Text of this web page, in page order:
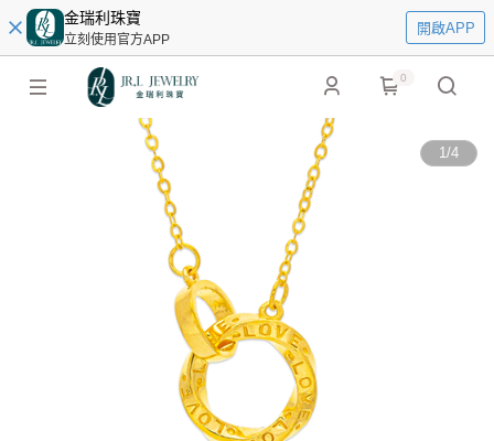
金瑞利珠寶
立刻使用官方APP
開啟APP
0
1/4